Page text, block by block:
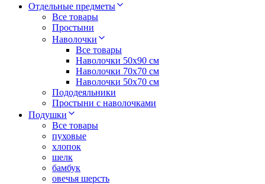
Отдельные предметы
Все товары
Простыни
Наволочки
Все товары
Наволочки 50x90 см
Наволочки 70x70 cм
Наволочки 50х70 см
Пододеяльники
Простыни с наволочками
Подушки
Все товары
пуховые
хлопок
шелк
бамбук
овечья шерсть